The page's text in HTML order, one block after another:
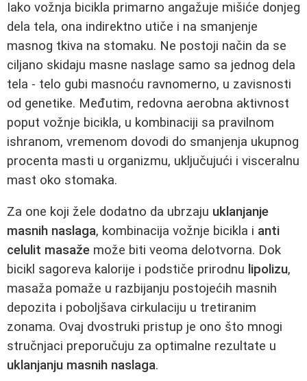
Iako vožnja bicikla primarno angažuje mišiće donjeg
dela tela, ona indirektno utiče i na smanjenje
masnog tkiva na stomaku. Ne postoji način da se
ciljano skidaju masne naslage samo sa jednog dela
tela - telo gubi masnoću ravnomerno, u zavisnosti
od genetike. Međutim, redovna aerobna aktivnost
poput vožnje bicikla, u kombinaciji sa pravilnom
ishranom, vremenom dovodi do smanjenja ukupnog
procenta masti u organizmu, uključujući i visceralnu
mast oko stomaka.
Za one koji žele dodatno da ubrzaju uklanjanje
masnih naslaga, kombinacija vožnje bicikla i anti
celulit masaže može biti veoma delotvorna. Dok
bicikl sagoreva kalorije i podstiče prirodnu lipolizu,
masaža pomaže u razbijanju postojećih masnih
depozita i poboljšava cirkulaciju u tretiranim
zonama. Ovaj dvostruki pristup je ono što mnogi
stručnjaci preporučuju za optimalne rezultate u
uklanjanju masnih naslaga.